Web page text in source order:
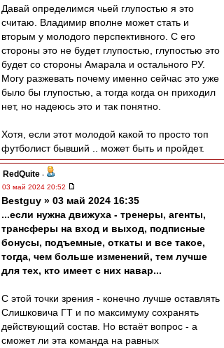
Давай определимся чьей глупостью я это
считаю. Владимир вполне может стать и
вторым у молодого перспективного. С его
стороны это не будет глупостью, глупостью это
будет со стороны Амарала и остального РУ.
Могу разжевать почему именно сейчас это уже
было бы глупостью, а тогда когда он приходил
нет, но надеюсь это и так понятно.
Хотя, если этот молодой какой то просто топ
футболист бывший .. может быть и пройдет.
RedQuite -
03 май 2024 20:52
Bestguy » 03 май 2024 16:35
...если нужна движуха - тренеры, агенты,
трансферы на вход и выход, подписные
бонусы, подъемные, откаты и все такое,
тогда, чем больше изменений, тем лучше
для тех, кто имеет с них навар...
С этой точки зрения - конечно лучше оставлять
Слишковича ГТ и по максимуму сохранять
действующий состав. Но встаёт вопрос - а
сможет ли эта команда на равных